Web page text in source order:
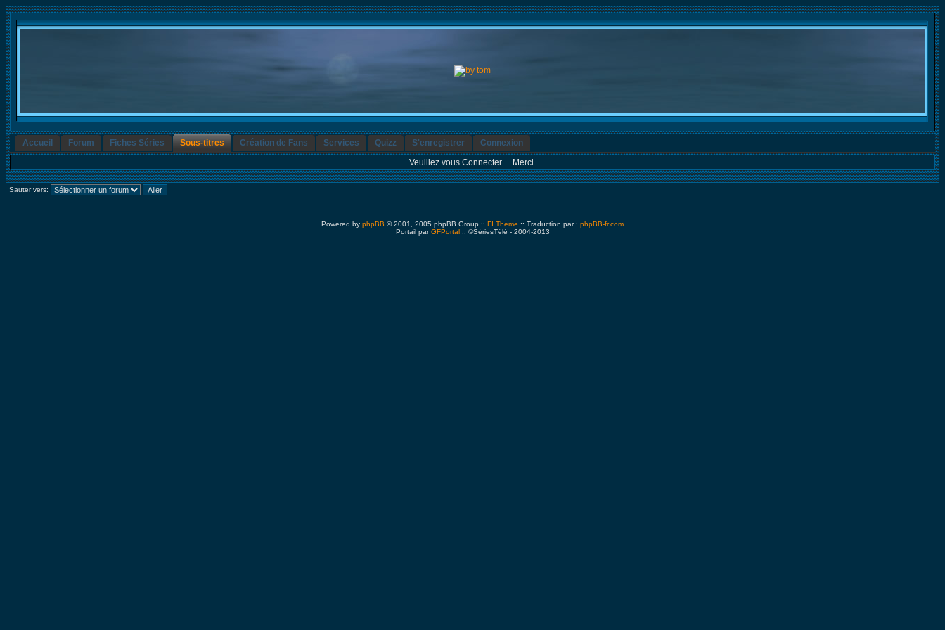
Accueil Forum Fiches Séries Sous-titres Création de Fans Services Quizz S'enregistrer
Connexion
Veuillez vous Connecter ... Merci.
Sauter vers:
Powered by phpBB © 2001, 2005 phpBB Group :: FI Theme :: Traduction par : phpBB-fr.com
Portail parGFPortal:: ©SériesTélé - 2004-2013